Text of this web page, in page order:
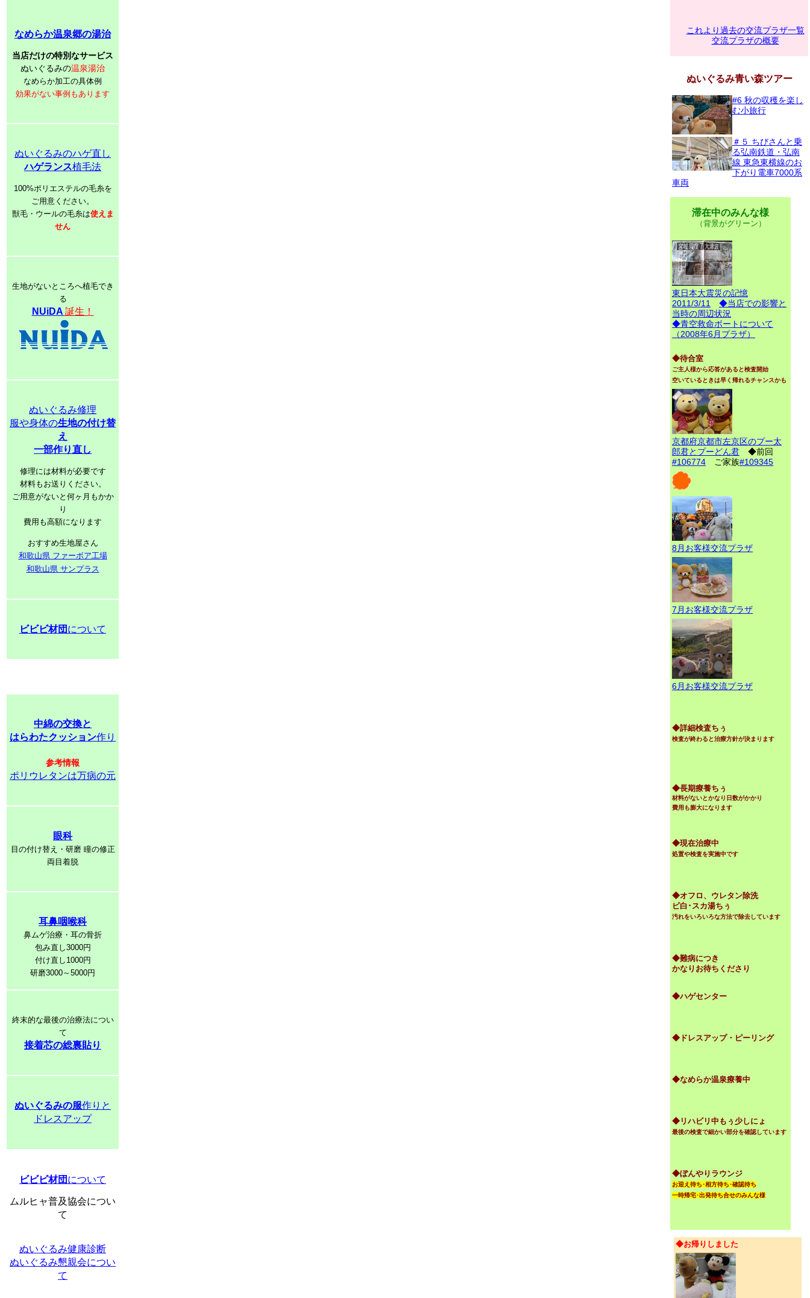
なめらか温泉郷の湯治
当店だけの特別なサービス
ぬいぐるみの温泉湯治
なめらか加工の具体例
効果がない事例もあります
ぬいぐるみのハゲ直し
ハゲランス植毛法
100%ポリエステルの毛糸を
ご用意ください。
獣毛・ウールの毛糸は使えま
せん
生地がないところへ植毛でき
る
NUiDA 誕生！
ぬいぐるみ修理
服や身体の生地の付け替
え
一部作り直し
修理には材料が必要です
材料もお送りください。
ご用意がないと何ヶ月もかか
り
費用も高額になります
おすすめ生地屋さん
和歌山県 ファーボア工場
和歌山県 サンプラス
ビビビ材団 について
中綿の交換と
はらわたクッション作り
参考情報
ポリウレタンは万病の元
眼科
目の付け替え・研磨 瞳の修正
両目着脱
耳鼻咽喉科
鼻ムゲ治療・耳の骨折
包み直し3000円
付け直し1000円
研磨3000～5000円
終末的な最後の治療法につい
て
接着芯の総裏貼り
ぬいぐるみの服作りと
ドレスアップ
ビビビ材団 について
ムルヒャ普及協会につい
て
ぬいぐるみ健康診断
ぬいぐるみ懇親会につい
て
これより過去の交流プラザ一覧
交流プラザの概要
ぬいぐるみ青い森ツアー
#6 秋の収穫を楽し
む小旅行
＃５ ちびさんと乗
る弘南鉄道・弘南
線 東急東横線のお
下がり電車7000系
車両
滞在中のみんな様
（背景がグリーン）
東日本大震災の記憶
2011/3/11
◆当店での影響と
当時の周辺状況
◆青空救命ボートについて
（2008年6月プラザ）
◆待合室
ご主人様から応答があると検査開始
空いているときは早く帰れるチャンスかも
京都府京都市左京区のプー太
郎君とプーどん君 ◆前回
#106774 ご家族#109345
8月お客様交流プラザ
7月お客様交流プラザ
6月お客様交流プラザ
◆詳細検査ちぅ
検査が終わると治療方針が決まります
◆長期療養ちぅ
材料がないとかなり日数がかかり
費用も膨大になります
◆現在治療中
処置や検査を実施中です
◆オフロ、ウレタン除洗
ビ白･スカ湯ちぅ
汚れをいろいろな方法で除去しています
◆難病につき
かなりお待ちくださり
◆ハゲセンター
◆ドレスアップ・ピーリング
◆なめらか温泉療養中
◆リハビリ中もぅ少しにょ
最後の検査で細かい部分を確認しています
◆ぼんやりラウンジ
お迎え待ち･相方待ち･確認待ち
一時帰宅･出発待ち合せのみんな様
◆お帰りしました